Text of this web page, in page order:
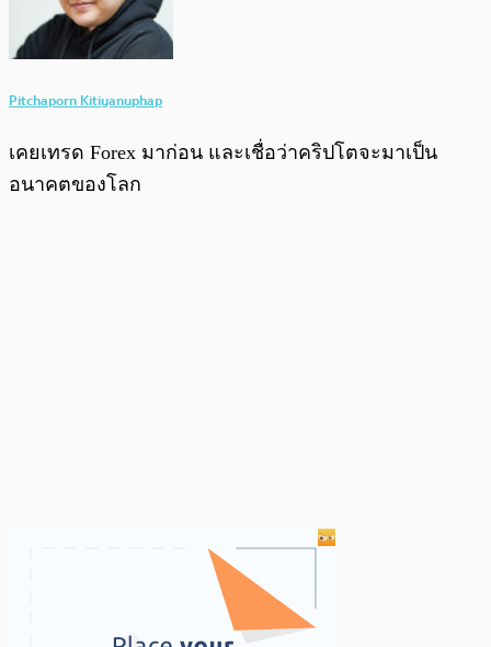
Pitchaporn Kitiyanuphap
เคยเทรด Forex มาก่อน และเชื่อว่าคริปโตจะมาเป็น
อนาคตของโลก